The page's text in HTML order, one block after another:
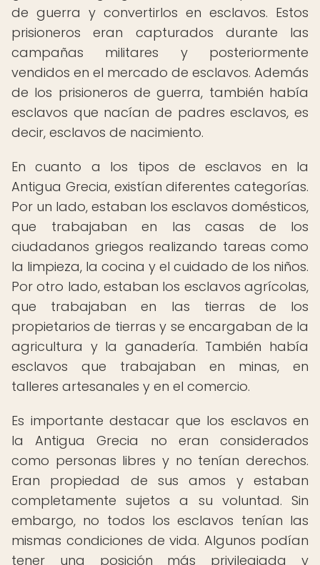
de guerra y convertirlos en esclavos. Estos
prisioneros eran capturados durante las
campañas militares y posteriormente
vendidos en el mercado de esclavos. Además
de los prisioneros de guerra, también había
esclavos que nacían de padres esclavos, es
decir, esclavos de nacimiento.
En cuanto a los tipos de esclavos en la
Antigua Grecia, existían diferentes categorías.
Por un lado, estaban los esclavos domésticos,
que trabajaban en las casas de los
ciudadanos griegos realizando tareas como
la limpieza, la cocina y el cuidado de los niños.
Por otro lado, estaban los esclavos agrícolas,
que trabajaban en las tierras de los
propietarios de tierras y se encargaban de la
agricultura y la ganadería. También había
esclavos que trabajaban en minas, en
talleres artesanales y en el comercio.
Es importante destacar que los esclavos en
la Antigua Grecia no eran considerados
como personas libres y no tenían derechos.
Eran propiedad de sus amos y estaban
completamente sujetos a su voluntad. Sin
embargo, no todos los esclavos tenían las
mismas condiciones de vida. Algunos podían
tener una posición más privilegiada y